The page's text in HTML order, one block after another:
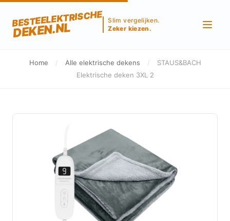
BESTEELEKTRISCHE
DEKEN.NL
Slim vergelijken.
Zeker kiezen.
Home / Alle elektrische dekens /
STAUS&BACH
Elektrische deken 3XL 2